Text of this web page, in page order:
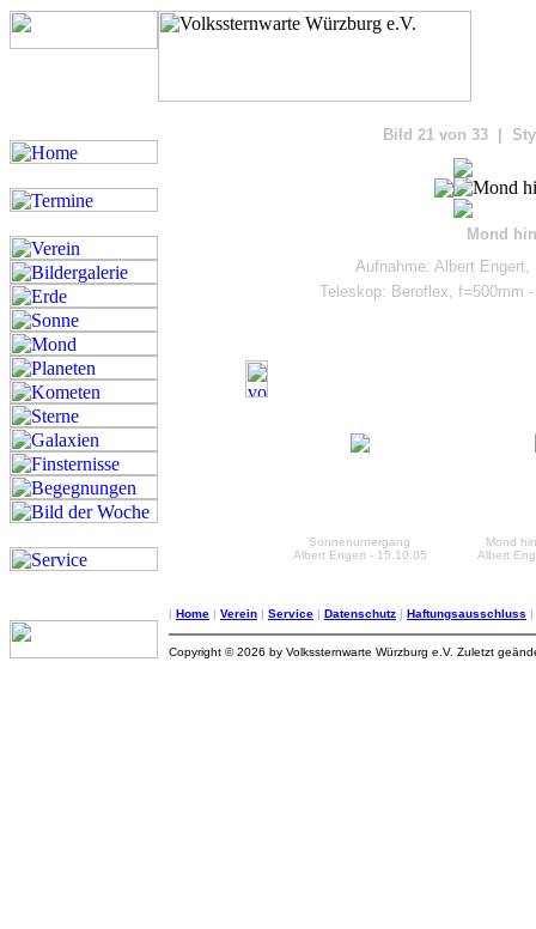
Bild 21 von 33 |
Mond
Aufnahme: Albert Engert,
Teleskop: Beroflex, f=500mm
Sonnenuntergang
Albert Engert - 15.10.05
Mond
Albert
| Home | Verein | Service | Datenschutz | Haftungsausschluss |
Copyright © 2026 by Volkssternwarte Würzburg e.V. Zuletzt